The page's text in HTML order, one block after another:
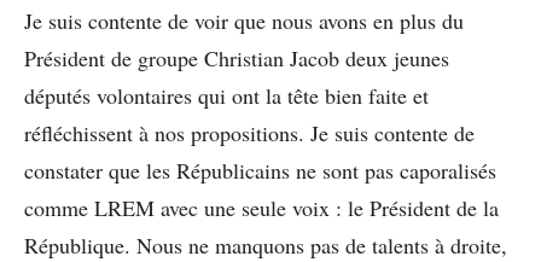
Je suis contente de voir que nous avons en plus du
Président de groupe Christian Jacob deux jeunes
députés volontaires qui ont la tête bien faite et
réfléchissent à nos propositions. Je suis contente de
constater que les Républicains ne sont pas caporalisés
comme LREM avec une seule voix : le Président de la
République. Nous ne manquons pas de talents à droite,